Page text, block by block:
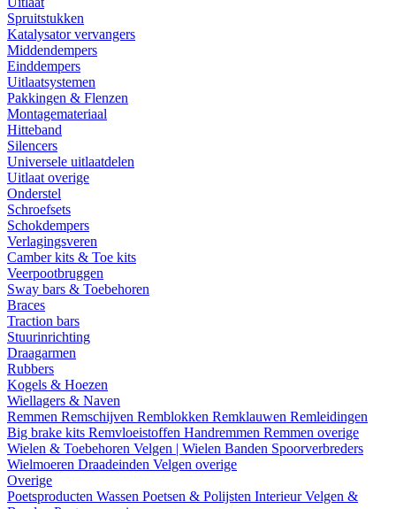
Spruitstukken
Katalysator vervangers
Middendempers
Einddempers
Uitlaatsystemen
Pakkingen & Flenzen
Montagemateriaal
Hitteband
Silencers
Universele uitlaatdelen
Uitlaat overige
Onderstel
Schroefsets
Schokdempers
Verlagingsveren
Camber kits & Toe kits
Veerpootbruggen
Sway bars & Toebehoren
Braces
Traction bars
Stuurinrichting
Draagarmen
Rubbers
Kogels & Hoezen
Wiellagers & Naven
Remmen Remschijven Remblokken Remklauwen Remleidingen
Big brake kits Remvloeistoffen Handremmen Remmen overige
Wielen & Toebehoren Velgen | Wielen Banden Spoorverbreders
Wielmoeren Draadeinden Velgen overige
Overige
Poetsproducten Wassen Poetsen & Polijsten InterieurVelgen &